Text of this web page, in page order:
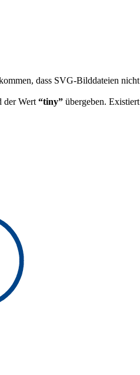
dass SVG-Bilddateien
der Wert “tiny” übergeben.